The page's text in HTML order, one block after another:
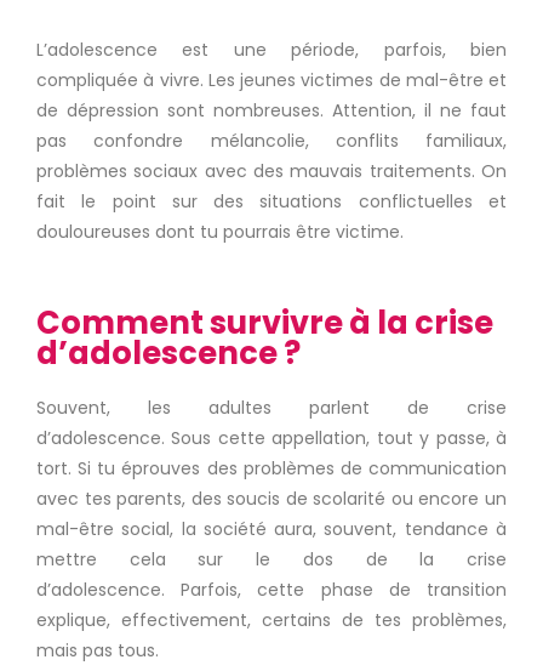
L’adolescence est une période, parfois, bien
compliquée à vivre. Les jeunes victimes de mal-être et
de dépression sont nombreuses. Attention, il ne faut
pas confondre mélancolie, conflits familiaux,
problèmes sociaux avec des mauvais traitements. On
fait le point sur des situations conflictuelles et
douloureuses dont tu pourrais être victime.
Comment survivre à la crise
d’adolescence ?
Souvent, les adultes parlent de crise
d’adolescence. Sous cette appellation, tout y passe, à
tort. Si tu éprouves des problèmes de communication
avec tes parents, des soucis de scolarité ou encore un
mal-être social, la société aura, souvent, tendance à
mettre cela sur le dos de la crise
d’adolescence. Parfois, cette phase de transition
explique, effectivement, certains de tes problèmes,
mais pas tous.